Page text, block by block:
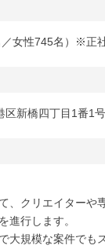
女性745名）※正
区新橋四丁目1番1
、クリエイターや
進行します。
大規模な案件でも